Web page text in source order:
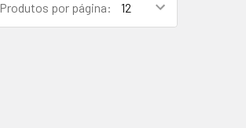
Produtos por página: